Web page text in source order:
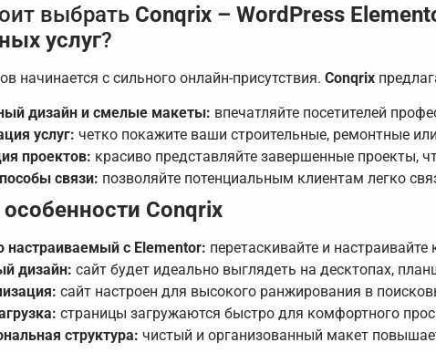
выбрать Conqrix – WordPress
услуг?
начинается с сильного онлайн-присутствия. Conqrix
дизайн и смелые макеты: впечатляйте посетителей
услуг: четко покажите ваши строительные, ремонтные
проектов: красиво представляйте завершенные проекты,
связи: позволяйте потенциальным клиентам легко
Conqrix
настраиваемый с Elementor: перетаскивайте и
дизайн: сайт будет идеально выглядеть на десктопах,
сайт настроен для высокого ранжирования в
страницы загружаются быстро для комфортного
структура: чистый и организованный макет